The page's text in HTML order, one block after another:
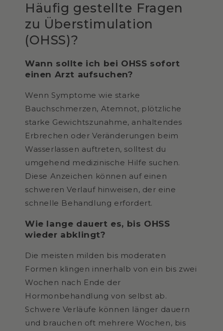
Häufig gestellte Fragen
zu Überstimulation
(OHSS)?
Wann sollte ich bei OHSS sofort
einen Arzt aufsuchen?
Wenn Symptome wie starke
Bauchschmerzen, Atemnot, plötzliche
starke Gewichtszunahme, anhaltendes
Erbrechen oder Veränderungen beim
Wasserlassen auftreten, solltest du
umgehend medizinische Hilfe suchen.
Diese Anzeichen können auf einen
schweren Verlauf hinweisen, der eine
schnelle Behandlung erfordert.
Wie lange dauert es, bis OHSS
wieder abklingt?
Die meisten milden bis moderaten
Formen klingen innerhalb von ein bis zwei
Wochen nach Ende der
Hormonbehandlung von selbst ab.
Schwere Verläufe können länger dauern
und brauchen oft mehrere Wochen, bis